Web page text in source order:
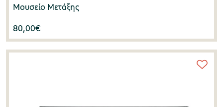
Μουσείο Μετάξης
80,00€